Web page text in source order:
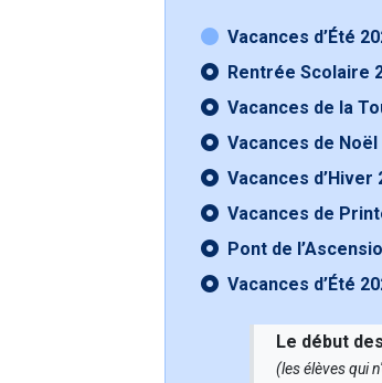
Vacances d’Été
Rentrée Scolaire
Vacances de la
Vacances de Noël
Vacances d’Hiver
Vacances de
Pont de
Vacances d’Été
Le début
(les élèves qui